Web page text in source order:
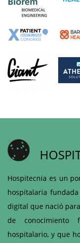
Hospitecnia es un
hospitalaria
digital que nació
de conocimiento
hospitalario, y que